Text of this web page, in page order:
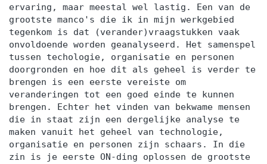
ervaring, maar meestal wel lastig. Een van de
grootste manco's die ik in mijn werkgebied
tegenkom is dat (verander)vraagstukken vaak
onvoldoende worden geanalyseerd. Het samenspel
tussen techologie, organisatie en personen
doorgronden en hoe dit als geheel is verder te
brengen is een eerste vereiste om
veranderingen tot een goed einde te kunnen
brengen. Echter het vinden van bekwame mensen
die in staat zijn een dergelijke analyse te
maken vanuit het geheel van technologie,
organisatie en personen zijn schaars. In die
zin is je eerste ON-ding oplossen de grootste